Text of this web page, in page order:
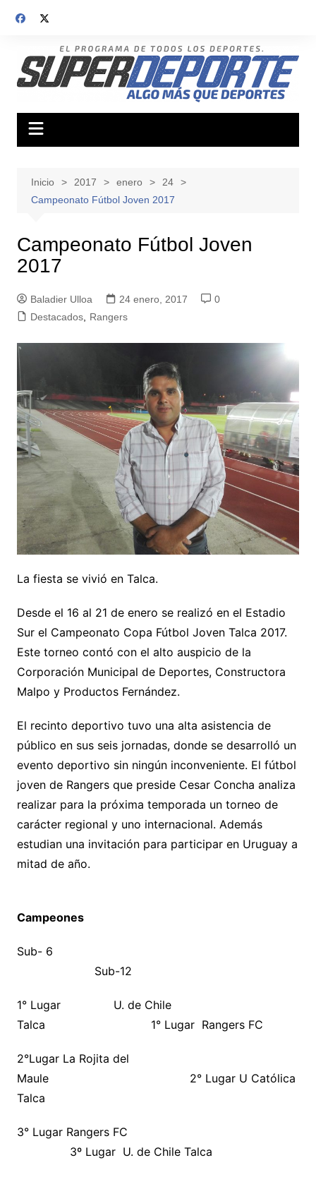
Inicio 2017 enero
24
Campeonato Fútbol Joven 2017
Campeonato Fútbol Joven
2017
Baladier Ulloa 24 enero, 2017
0
Destacados, Rangers
La fiesta se vivió en Talca.
Desde el 16 al 21 de enero se realizó en el Estadio
Sur el Campeonato Copa Fútbol Joven Talca 2017.
Este torneo contó con el alto auspicio de la
Corporación Municipal de Deportes, Constructora
Malpo y Productos Fernández.
El recinto deportivo tuvo una alta asistencia de
público en sus seis jornadas, donde se desarrolló un
evento deportivo sin ningún inconveniente. El fútbol
joven de Rangers que preside Cesar Concha analiza
realizar para la próxima temporada un torneo de
carácter regional y uno internacional. Además
estudian una invitación para participar en Uruguay a
mitad de año.
Campeones
Sub- 6
Sub-12
1° Lugar U. de Chile
Talca 1° Lugar Rangers FC
2°Lugar La Rojita del
Maule 2° Lugar U Católica
Talca
3° Lugar Rangers FC
3º Lugar U. de Chile Talca